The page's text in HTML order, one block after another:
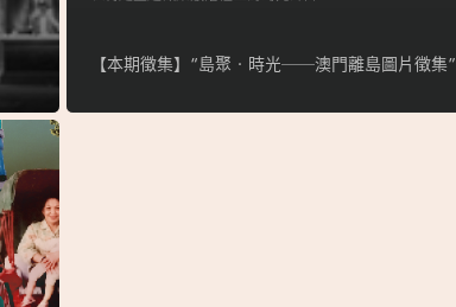
【本期徵集】“島聚‧時光──澳門離島圖片徵集”